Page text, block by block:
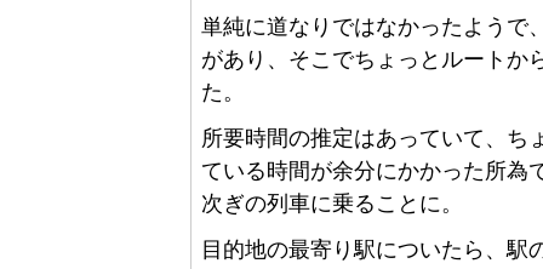
単純に道なりではなかったようで
があり、そこでちょっとルートか
た。
所要時間の推定はあっていて、ち
ている時間が余分にかかった所為
次ぎの列車に乗ることに。
目的地の最寄り駅についたら、駅